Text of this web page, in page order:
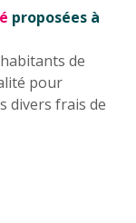
proposées à
de
pour
divers frais de